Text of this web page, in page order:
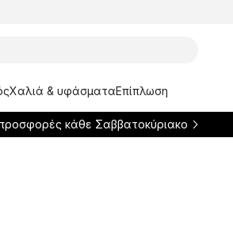
Χαλιά & υφάσματαΕπίπλωση
κάθε Σαββατοκύριακο